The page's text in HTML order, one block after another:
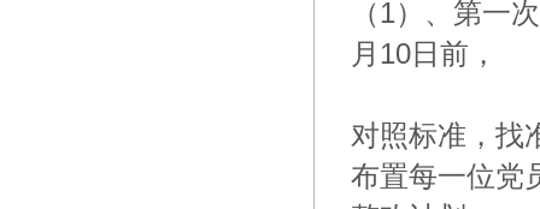
（1）、第一
月10日前，
对照标准，找
布置每一位党